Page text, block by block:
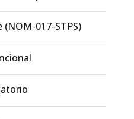
017-STPS)